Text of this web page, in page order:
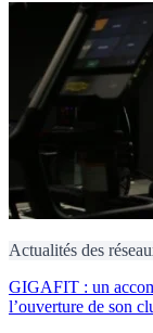
Actualités des
GIGAFIT : un
l’ouverture de son